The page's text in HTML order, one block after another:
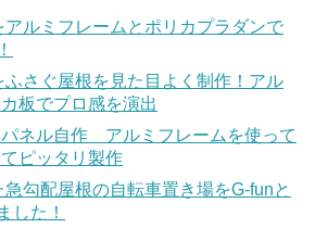
ルミフレームとポリカプラダンで
ふさぐ屋根を見た目よく制作！アル
板でプロ感を演出
ネル自作 アルミフレームを使って
ピッタリ製作
勾配屋根の自転車置き場をG-funと
した！